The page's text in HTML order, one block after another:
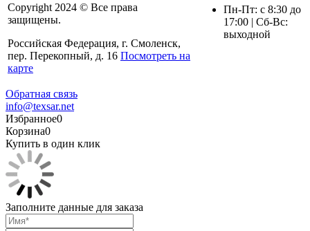
Copyright 2024 © Все права
защищены.
Российская Федерация, г. Смоленск,
пер. Перекопный, д. 16 Посмотреть на
карте
Пн-Пт: с 8:30 до
17:00 | Сб-Вс:
выходной
Обратная связь
info@texsar.net
Избранное0
Корзина0
Купить в один клик
Заполните данные для заказа